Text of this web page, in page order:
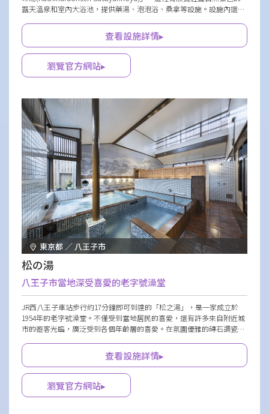
露天溫泉和室內大浴池，提供藥湯、泡泡浴、桑拿等設施。設施內還設
和草地高爾夫球場等設施，讓遊客可以全天候盡情享受。
查看設施詳情▸
瀏覽官方網站▸
東京都 ／ 八王子市
松の湯
八王子市當地深受喜愛的老字號澡堂
JR西八王子車站步行約17分鐘即可到達的「松之湯」，是一家成立於
1954年的老字號澡堂。不僅受到當地居民的喜愛，還有許多來自附近城
市的遊客光臨，廣泛受到各個年齡層的喜愛。在氛圍優雅的磚石調瓷磚
缸，高濃度二氧化碳泉水，每日更換的藥湯戶外岩石浴池，桑拿，以及
冷水池。
查看設施詳情▸
瀏覽官方網站▸